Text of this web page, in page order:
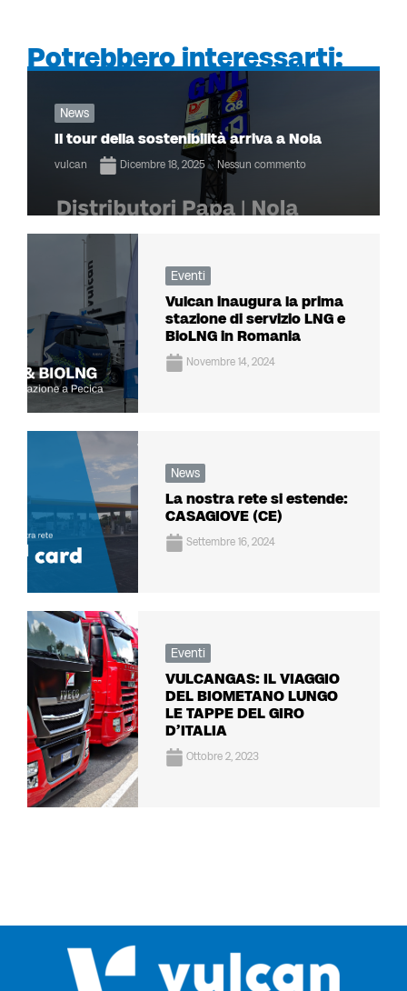
Potrebbero interessarti:
News
Il tour della sostenibilità arriva a Nola
vulcan Dicembre 18, 2025 Nessun commento
Eventi
Vulcan inaugura la prima
stazione di servizio LNG e
BioLNG in Romania
Novembre 14, 2024
News
La nostra rete si estende:
CASAGIOVE (CE)
Settembre 16, 2024
Eventi
VULCANGAS: IL VIAGGIO
DEL BIOMETANO LUNGO
LE TAPPE DEL GIRO
D’ITALIA
Ottobre 2, 2023